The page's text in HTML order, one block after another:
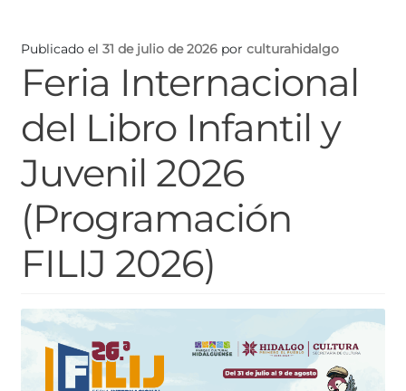
Publicado el 31 de julio de 2026 por culturahidalgo
Feria Internacional
del Libro Infantil y
Juvenil 2026
(Programación
FILIJ 2026)